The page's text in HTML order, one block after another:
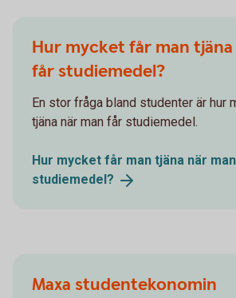
Hur mycket får man
får studiemedel?
En stor fråga bland studenter är hur
tjäna när man får studiemedel.
Hur mycket får man tjäna när
studiemedel?
Maxa studentekonomin